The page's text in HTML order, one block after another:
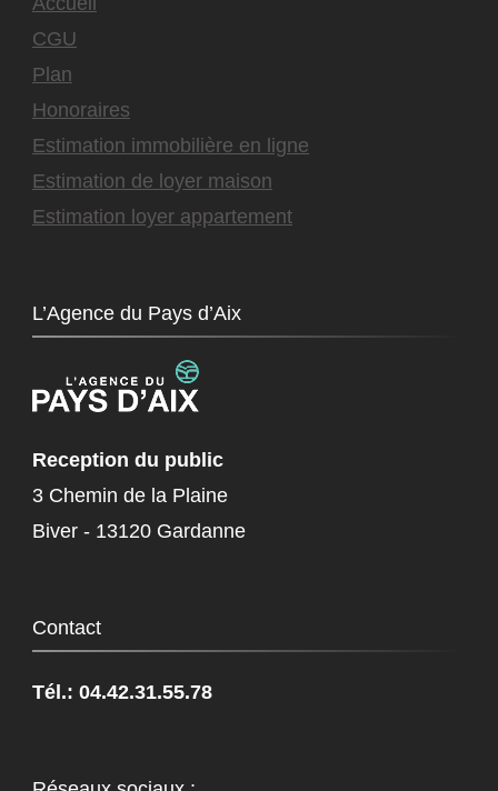
CGU
Plan
Honoraires
Estimation immobilière en ligne
Estimation de loyer maison
Estimation loyer appartement
L’Agence du Pays d’Aix
Reception du public
3 Chemin de la Plaine
Biver - 13120 Gardanne
Contact
Tél.: 04.42.31.55.78